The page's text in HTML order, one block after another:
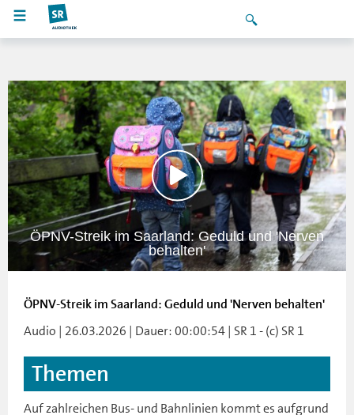
ÖPNV-Streik im Saarland: Geduld und 'Nerven
behalten'
ÖPNV-Streik im Saarland: Geduld und 'Nerven behalten'
Audio | 26.03.2026 | Dauer: 00:00:54 | SR 1 - (c) SR 1
Themen
Auf zahlreichen Bus- und Bahnlinien kommt es aufgrund